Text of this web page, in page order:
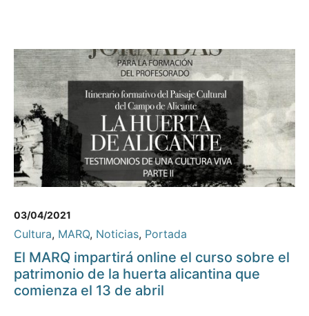
03/04/2021
Cultura, MARQ, Noticias, Portada
El MARQ impartirá online el curso sobre el
patrimonio de la huerta alicantina que
comienza el 13 de abril